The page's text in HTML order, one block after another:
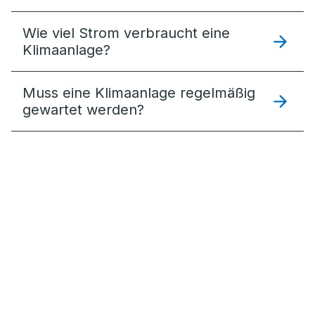
Wie viel Strom verbraucht eine
Klimaanlage?
Muss eine Klimaanlage regelmäßig
gewartet werden?